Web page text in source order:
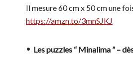
Il mesure 60 cm x 50 cm une
https://amzn.to/3mnSJKJ
Les puzzles “ Minalima ” –